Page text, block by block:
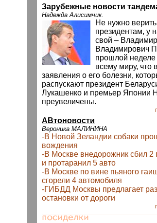
Зарубежные новости
Надежда Алисимчик.
Не нужно
президентам, у
свой – Владимир
Владимирович
прошлой неделе
всему миру, что
заявления о его болезни,
распускают президент
Лукашенко и премьер Японии
преувеличены.
АВтоновости
Вероника МАЛИНИНА
-В Новой Зеландии собаки
вождения
-В Москве внедорожник сбил 2
и протаранил 5 авто
-В Москве по вине пьяного
сгорели 4 автомобиля
-ГИБДД Москвы предлагает
остановки от дороги